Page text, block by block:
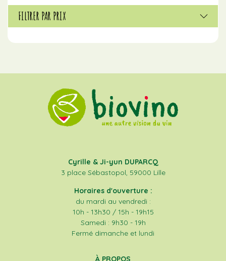
FILTRER PAR PRIX
Cyrille & Ji-yun DUPARCQ
3 place Sébastopol, 59000 Lille
Horaires d'ouverture :
du mardi au vendredi :
10h - 13h30 / 15h - 19h15
Samedi : 9h30 - 19h
Fermé dimanche et lundi
À PROPOS